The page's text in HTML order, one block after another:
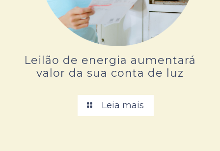
Leilão de energia aumentará
valor da sua conta de luz
Leia mais